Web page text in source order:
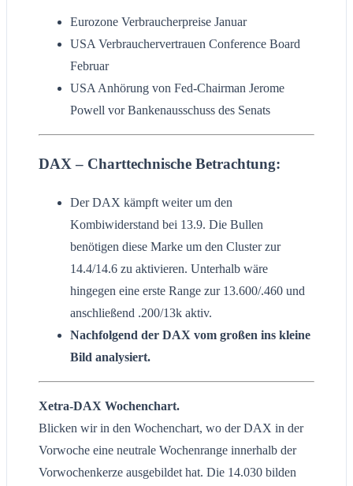
Eurozone Verbraucherpreise Januar
USA Verbrauchervertrauen Conference Board
Februar
USA Anhörung von Fed-Chairman Jerome
Powell vor Bankenausschuss des Senats
DAX – Charttechnische Betrachtung:
Der DAX kämpft weiter um den
Kombiwiderstand bei 13.9. Die Bullen
benötigen diese Marke um den Cluster zur
14.4/14.6 zu aktivieren. Unterhalb wäre
hingegen eine erste Range zur 13.600/.460 und
anschließend .200/13k aktiv.
Nachfolgend der DAX vom großen ins kleine
Bild analysiert.
Xetra-DAX Wochenchart.
Blicken wir in den Wochenchart, wo der DAX in der
Vorwoche eine neutrale Wochenrange innerhalb der
Vorwochenkerze ausgebildet hat. Die 14.030 bilden